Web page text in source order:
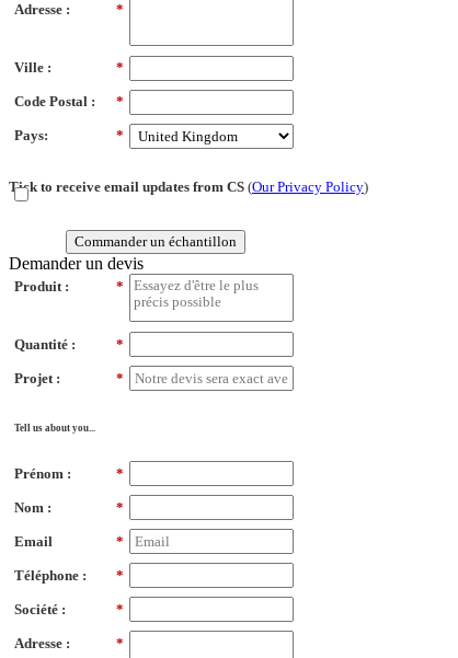
*
Adresse :
*
Ville :
*
Code Postal :
*
Pays:
Tick to receive email updates from CS (Our Privacy Policy)
Commander un échantillon
Demander un devis
*
Produit :
*
Quantité :
*
Projet :
Tell us about you...
*
Prénom :
*
Nom :
*
Email
*
Téléphone :
*
Société :
*
Adresse :